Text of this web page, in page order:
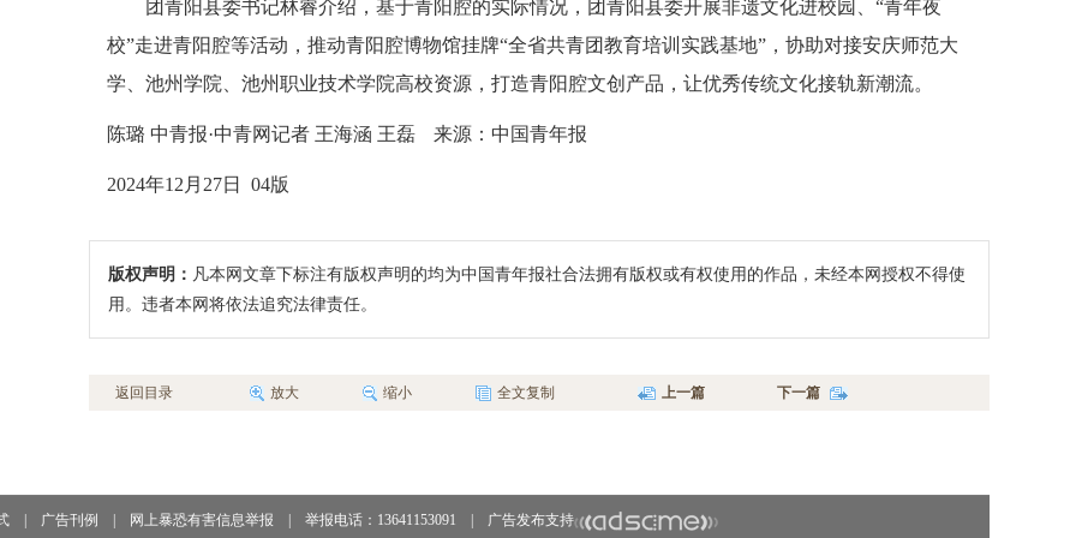
团青阳县委书记林睿介绍，基于青阳腔的实际情况，团青阳县委开展非遗文化进校园、“青年夜
校”走进青阳腔等活动，推动青阳腔博物馆挂牌“全省共青团教育培训实践基地”，协助对接安庆师范大
学、池州学院、池州职业技术学院高校资源，打造青阳腔文创产品，让优秀传统文化接轨新潮流。
陈璐 中青报·中青网记者 王海涵 王磊 来源：中国青年报
2024年12月27日 04版
版权声明： 凡本网文章下标注有版权声明的均为中国青年报社合法拥有版权或有权使用的作品，未经本网授权不得使
用。违者本网将依法追究法律责任。
返回目录 放大 缩小 全文复制 上一篇 下一篇
广告刊例 网上暴恐有害信息举报 举报电话：13641153091 广告发布支持